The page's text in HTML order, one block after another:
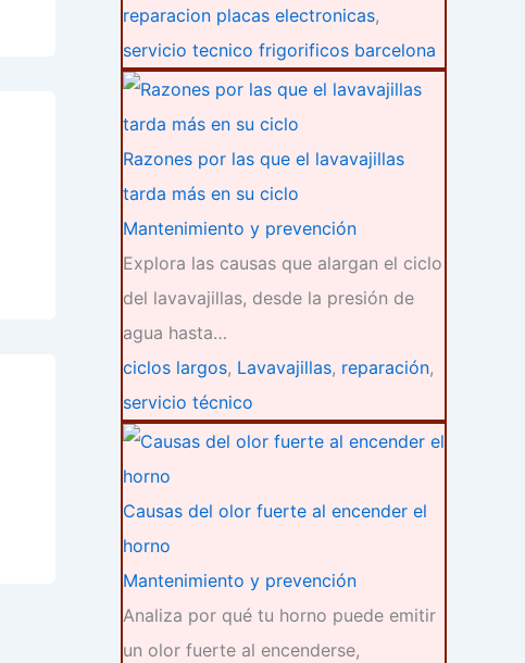
reparacion placas electronicas,
servicio tecnico frigorificos barcelona
Razones por las que el lavavajillas
tarda más en su ciclo
Mantenimiento y prevención
Explora las causas que alargan el ciclo
del lavavajillas, desde la presión de
agua hasta…
ciclos largos, Lavavajillas, reparación,
servicio técnico
Causas del olor fuerte al encender el
horno
Mantenimiento y prevención
Analiza por qué tu horno puede emitir
un olor fuerte al encenderse,